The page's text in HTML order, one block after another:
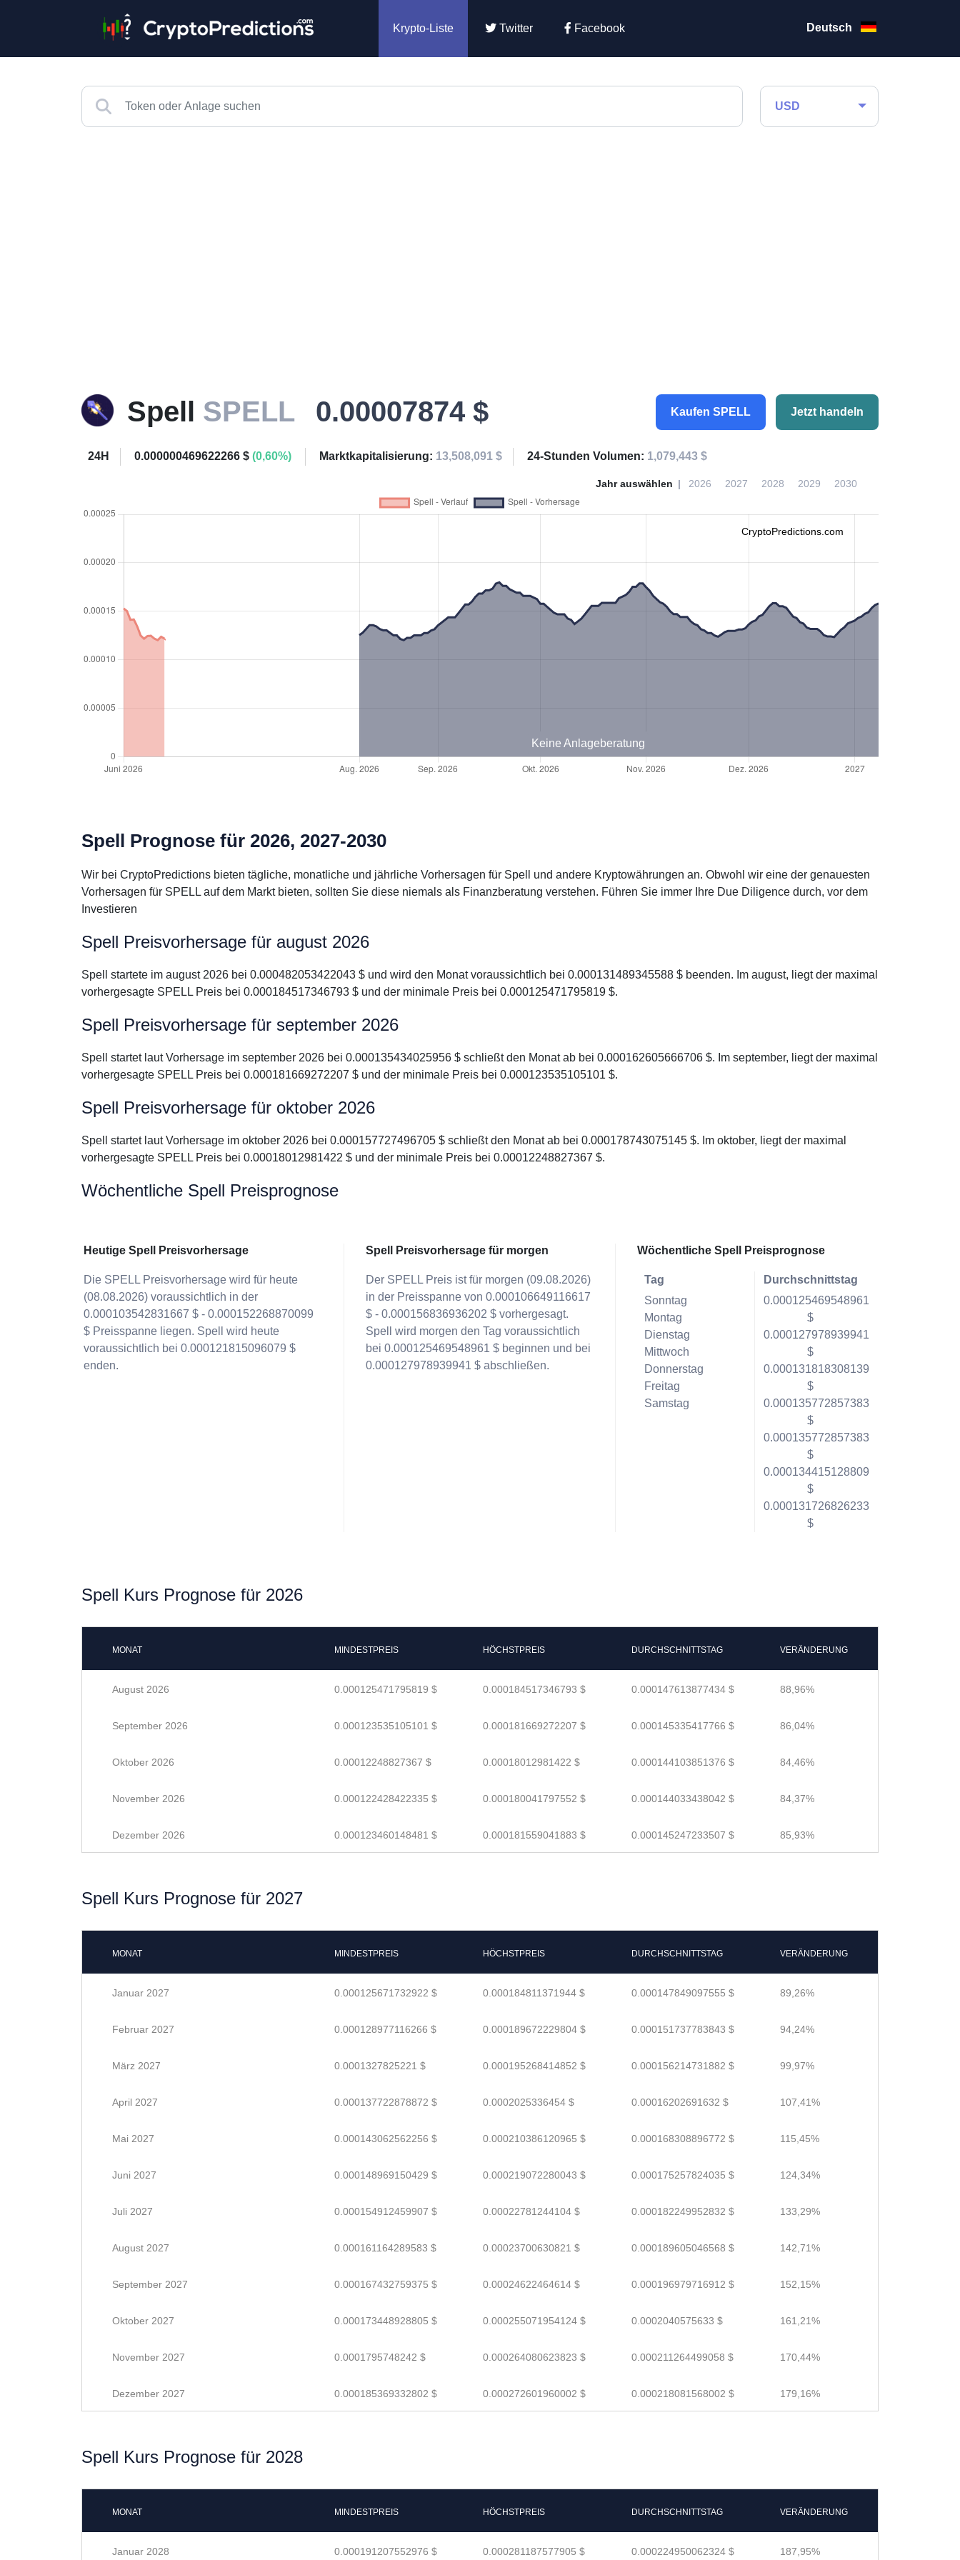
Krypto-Liste Twitter Facebook Deutsch
USD
Spell SPELL 0.00007874 $ Kaufen SPELL Jetzt handeln
24H 0.000000469622266 $ (0,60%) Marktkapitalisierung: 13,508,091 $ 24-Stunden Volumen: 1,079,443 $
Jahr auswählen 2026 2027 2028 2029 2030
CryptoPredictions.com
Keine Anlageberatung
Spell Prognose für 2026, 2027-2030
Wir bei CryptoPredictions bieten tägliche, monatliche und jährliche Vorhersagen für Spell und andere Kryptowährungen an. Obwohl wir eine der genauesten
Vorhersagen für SPELL auf dem Markt bieten, sollten Sie diese niemals als Finanzberatung verstehen. Führen Sie immer Ihre Due Diligence durch, vor dem
Investieren
Spell Preisvorhersage für august 2026
Spell startete im august 2026 bei 0.000482053422043 $ und wird den Monat voraussichtlich bei 0.000131489345588 $ beenden. Im august, liegt der maximal
vorhergesagte SPELL Preis bei 0.000184517346793 $ und der minimale Preis bei 0.000125471795819 $.
Spell Preisvorhersage für september 2026
Spell startet laut Vorhersage im september 2026 bei 0.000135434025956 $ schließt den Monat ab bei 0.000162605666706 $. Im september, liegt der maximal
vorhergesagte SPELL Preis bei 0.000181669272207 $ und der minimale Preis bei 0.000123535105101 $.
Spell Preisvorhersage für oktober 2026
Spell startet laut Vorhersage im oktober 2026 bei 0.000157727496705 $ schließt den Monat ab bei 0.000178743075145 $. Im oktober, liegt der maximal
vorhergesagte SPELL Preis bei 0.00018012981422 $ und der minimale Preis bei 0.00012248827367 $.
Wöchentliche Spell Preisprognose
Heutige Spell Preisvorhersage
Die SPELL Preisvorhersage wird für heute
(08.08.2026) voraussichtlich in der
0.000103542831667 $ - 0.000152268870099
$ Preisspanne liegen. Spell wird heute
voraussichtlich bei 0.000121815096079 $
enden.
Spell Preisvorhersage für morgen
Der SPELL Preis ist für morgen (09.08.2026)
in der Preisspanne von 0.000106649116617
$ - 0.000156836936202 $ vorhergesagt.
Spell wird morgen den Tag voraussichtlich
bei 0.000125469548961 $ beginnen und bei
0.000127978939941 $ abschließen.
Wöchentliche Spell Preisprognose
Tag
Sonntag
Montag
Dienstag
Mittwoch
Donnerstag
Freitag
Samstag
Durchschnittstag
0.000125469548961
$
0.000127978939941
$
0.000131818308139
$
0.000135772857383
$
0.000135772857383
$
0.000134415128809
$
0.000131726826233
$
Spell Kurs Prognose für 2026
MONAT MINDESTPREIS HÖCHSTPREIS DURCHSCHNITTSTAG VERÄNDERUNG
August 2026 0.000125471795819 $ 0.000184517346793 $ 0.000147613877434 $ 88,96%
September 2026 0.000123535105101 $ 0.000181669272207 $ 0.000145335417766 $ 86,04%
Oktober 2026 0.00012248827367 $ 0.00018012981422 $ 0.000144103851376 $ 84,46%
November 2026 0.000122428422335 $ 0.000180041797552 $ 0.000144033438042 $ 84,37%
Dezember 2026 0.000123460148481 $ 0.000181559041883 $ 0.000145247233507 $ 85,93%
Spell Kurs Prognose für 2027
MONAT MINDESTPREIS HÖCHSTPREIS DURCHSCHNITTSTAG VERÄNDERUNG
Januar 2027 0.000125671732922 $ 0.000184811371944 $ 0.000147849097555 $ 89,26%
Februar 2027 0.000128977116266 $ 0.000189672229804 $ 0.000151737783843 $ 94,24%
März 2027 0.0001327825221 $ 0.000195268414852 $ 0.000156214731882 $ 99,97%
April 2027 0.000137722878872 $ 0.0002025336454 $ 0.00016202691632 $ 107,41%
Mai 2027 0.000143062562256 $ 0.000210386120965 $ 0.000168308896772 $ 115,45%
Juni 2027 0.000148969150429 $ 0.000219072280043 $ 0.000175257824035 $ 124,34%
Juli 2027 0.000154912459907 $ 0.00022781244104 $ 0.000182249952832 $ 133,29%
August 2027 0.000161164289583 $ 0.00023700630821 $ 0.000189605046568 $ 142,71%
September 2027 0.000167432759375 $ 0.00024622464614 $ 0.000196979716912 $ 152,15%
Oktober 2027 0.000173448928805 $ 0.000255071954124 $ 0.0002040575633 $ 161,21%
November 2027 0.0001795748242 $ 0.000264080623823 $ 0.000211264499058 $ 170,44%
Dezember 2027 0.000185369332802 $ 0.000272601960002 $ 0.000218081568002 $ 179,16%
Spell Kurs Prognose für 2028
MONAT MINDESTPREIS HÖCHSTPREIS DURCHSCHNITTSTAG VERÄNDERUNG
Januar 2028 0.000191207552976 $ 0.000281187577905 $ 0.000224950062324 $ 187,95%